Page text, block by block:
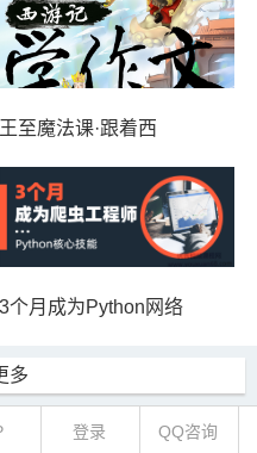
王至魔法课·跟着西
3个月成为Python网络
多
登录 QQ咨询